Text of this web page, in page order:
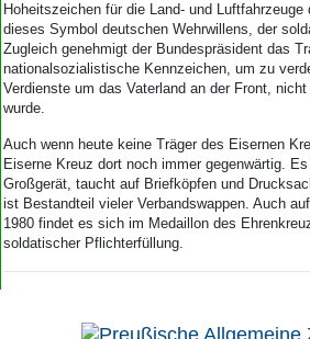
Hoheitszeichen für die Land- und
dieses Symbol deutschen Wehrwillens, der
Zugleich genehmigt der Bundespräsident das
nationalsozialistische Kennzeichen, um zu
Verdienste um das Vaterland an der Front,
wurde.
Auch wenn heute keine Träger des Eisernen
Eiserne Kreuz dort noch immer gegenwärtig.
Großgerät, taucht auf Briefköpfen und
ist Bestandteil vieler Verbandswappen. Auch
1980 findet es sich im Medaillon des
soldatischer Pflichterfüllung.